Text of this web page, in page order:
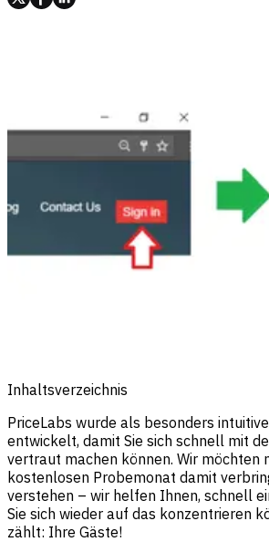
Inhaltsverzeichnis
PriceLabs wurde als besonders
entwickelt, damit Sie sich schnell mit
vertraut machen können. Wir möchten
kostenlosen Probemonat damit
verstehen – wir helfen Ihnen, schnell
Sie sich wieder auf das konzentrieren
zählt: Ihre Gäste!